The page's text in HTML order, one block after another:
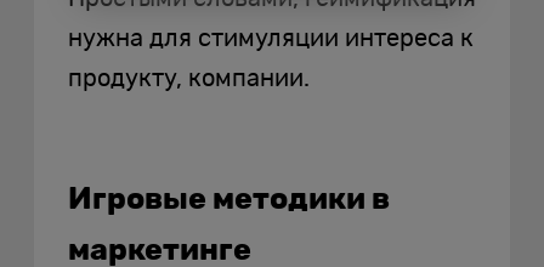
нужна для стимуляции интереса к
продукту, компании.
Игровые методики в
маркетинге